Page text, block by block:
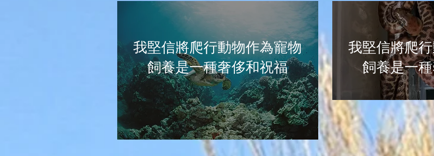
我堅信將爬行動物作為寵物
飼養是一種奢侈和祝福
我堅信將爬
飼養是一